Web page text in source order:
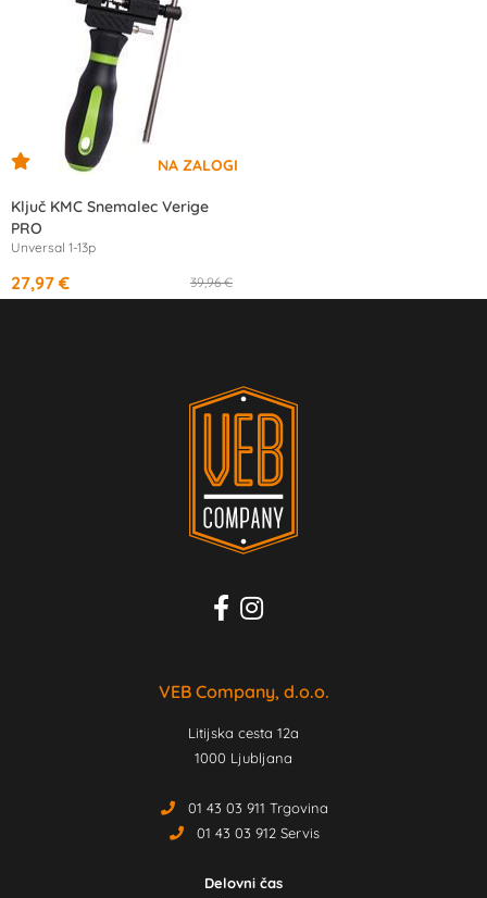
Ključ KMC Snemalec Verige
PRO
Unversal 1-13p
39,96 €
27,97 €
VEB Company, d.o.o.
Litijska cesta 12a
1000 Ljubljana
01 43 03 911 Trgovina
01 43 03 912 Servis
Delovni čas